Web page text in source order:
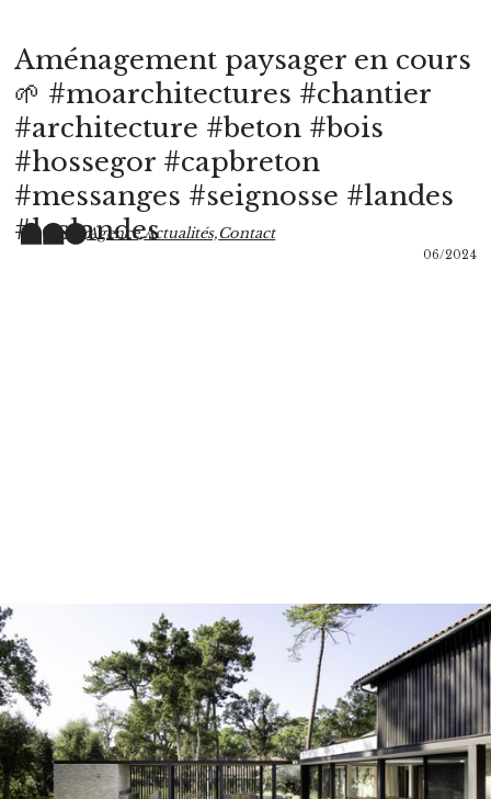
Aménagement paysager en cours
🌱 #moarchitectures #chantier
#architecture #beton #bois
#hossegor #capbreton
#messanges #seignosse #landes
#leslandes
06/2024
Agence,Actualités,Contact